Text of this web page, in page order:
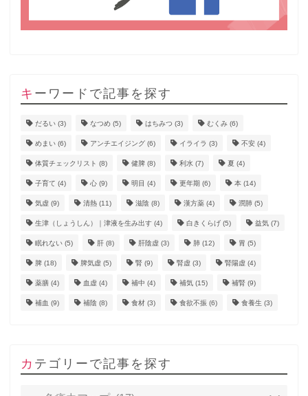
キーワードで記事を探す
だるい (3) なつめ (5) はちみつ (3) むくみ (6)
めまい (6) アンチエイジング (6) イライラ (3) 不安 (4)
体質チェックリスト (8) 健脾 (8) 利水 (7) 夏 (4)
子育て (4) 心 (9) 明目 (4) 更年期 (6) 本 (14)
気虚 (9) 清熱 (11) 滋陰 (8) 漢方薬 (4) 潤肺 (5)
生津（しょうしん）｜津液を生み出す (4) 白きくらげ (5) 益気 (7)
眠れない (5) 肝 (8) 肝陰虚 (3) 肺 (12) 胃 (5)
脾 (18) 脾気虚 (5) 腎 (9) 腎虚 (3) 腎陽虚 (4)
薬膳 (4) 血虚 (4) 補中 (4) 補気 (15) 補腎 (9)
補血 (9) 補陰 (8) 食材 (3) 食欲不振 (6) 食養生 (3)
カテゴリーで記事を探す